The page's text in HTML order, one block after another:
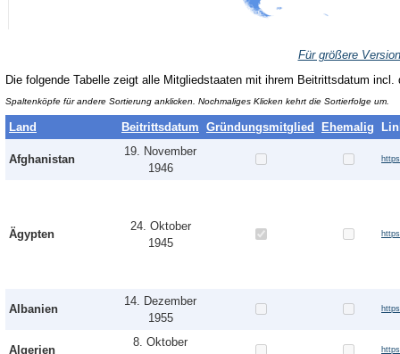
Für größere
Die folgende Tabelle zeigt alle Mitgliedstaaten mit ihrem Beitrittsdatum
Spaltenköpfe für andere Sortierung anklicken. Nochmaliges Klicken kehrt die Sortierfolge um.
Land Beitrittsdatum Gründungsmitglied Ehemalig
Afghanistan
19. November
1946
Ägypten
24. Oktober
1945
Albanien
14. Dezember
1955
Algerien
8. Oktober